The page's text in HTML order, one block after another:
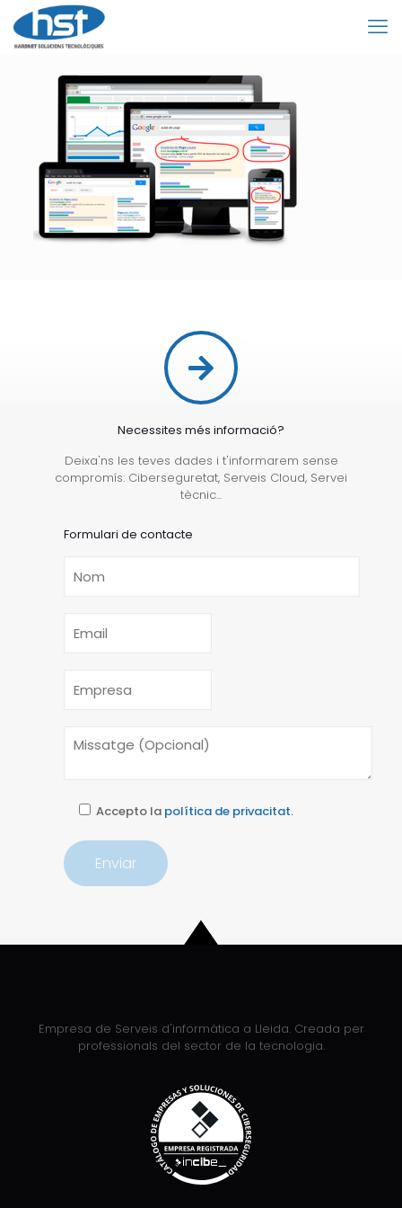
Necessites més informació?
Deixa'ns les teves dades i t'informarem sense
compromís: Ciberseguretat, Serveis Cloud, Servei
tècnic...
Formulari de contacte
Accepto la política de privacitat.
Empresa de Serveis d'informàtica a Lleida. Creada per
professionals del sector de la tecnologia.